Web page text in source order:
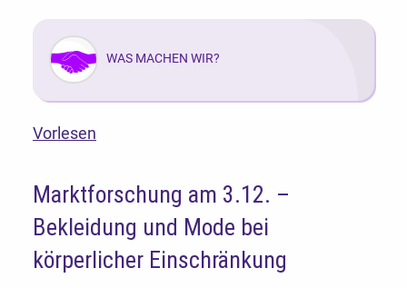
WAS MACHEN WIR?
Vorlesen
Marktforschung am 3.12. –
Bekleidung und Mode bei
körperlicher Einschränkung